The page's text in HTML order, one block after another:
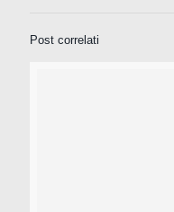
Post correlati